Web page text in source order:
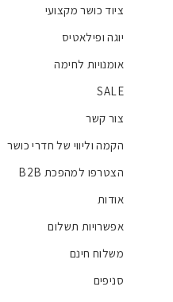
ציוד כושר מקצועי
יוגה ופילאטיס
אומנויות לחימה
SALE
צור קשר
הקמה וליווי של חדרי כושר
הצטרפו למהפכת B2B
אודות
אפשרויות תשלום
משלוח חינם
סניפים